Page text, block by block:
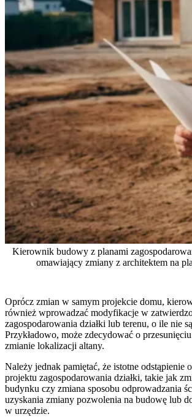
Kierownik budowy z planami
omawiający zmiany z architektem na
Oprócz zmian w samym projekcie domu,
również wprowadzać modyfikacje w
zagospodarowania działki lub terenu, o ile nie
Przykładowo, może zdecydować o
zmianie lokalizacji altany.
Należy jednak pamiętać, że istotne odstąpienie
projektu zagospodarowania działki, takie jak
budynku czy zmiana sposobu odprowadzania
uzyskania zmiany pozwolenia na budowę lub
w urzędzie.